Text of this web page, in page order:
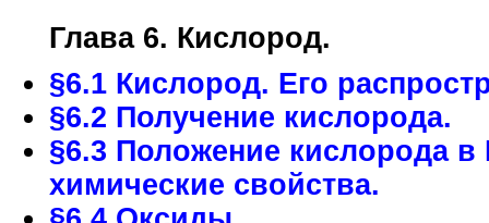
Глава 6. Кислород.
§6.1 Кислород. Его
§6.2 Получение кислорода.
§6.3 Положение кислорода в
химические свойства.